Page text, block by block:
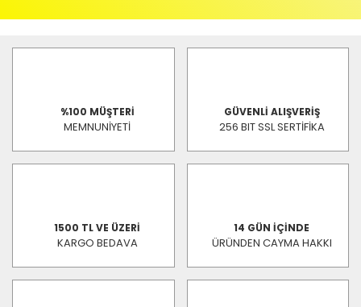
%100 MÜŞTERİ
MEMNUNİYETİ
GÜVENLİ ALIŞVERİŞ
256 BIT SSL SERTİFİKA
1500 TL VE ÜZERİ
KARGO BEDAVA
14 GÜN İÇİNDE
ÜRÜNDEN CAYMA HAKKI